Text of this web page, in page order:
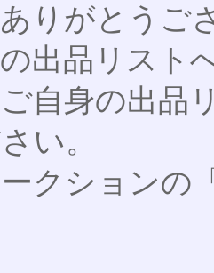
りがとうご
出品リスト
自身の出品
い。
クションの